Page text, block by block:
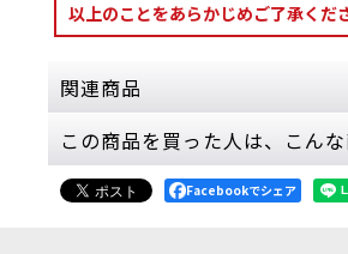
以上のことをあらかじめご了承くだ
関連商品
[週刊ウォーハンマー]
2,499円(税込)
5点
この商品を買った人は、こん
Facebookでシェア